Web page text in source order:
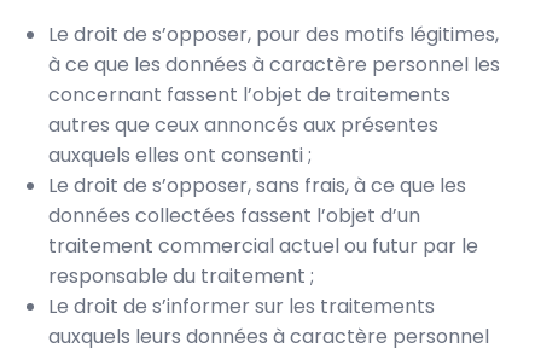
Le droit de s’opposer, pour des motifs légitimes,
à ce que les données à caractère personnel les
concernant fassent l’objet de traitements
autres que ceux annoncés aux présentes
auxquels elles ont consenti ;
Le droit de s’opposer, sans frais, à ce que les
données collectées fassent l’objet d’un
traitement commercial actuel ou futur par le
responsable du traitement ;
Le droit de s’informer sur les traitements
auxquels leurs données à caractère personnel